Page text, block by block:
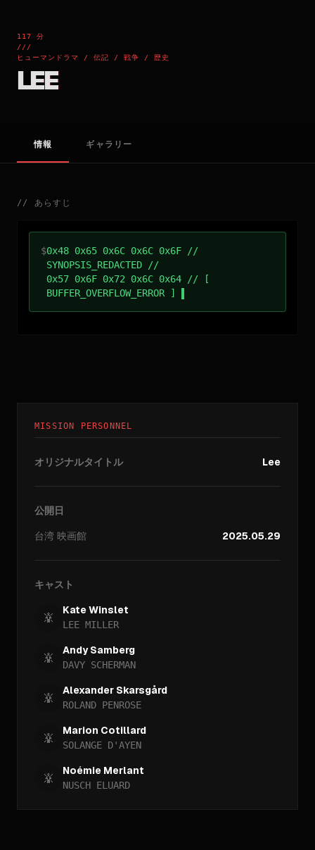
117 分
///
ヒューマンドラマ / 伝記 / 戦争 / 歴史
LEE
情報 ギャラリー
// あらすじ
$0x48 0x65 0x6C 0x6C 0x6F //
SYNOPSIS_REDACTED //
0x57 0x6F 0x72 0x6C 0x64 // [
BUFFER_OVERFLOW_ERROR ]
MISSION PERSONNEL
オリジナルタイトル Lee
公開日
台湾 映画館 2025.05.29
キャスト
Kate Winslet
LEE MILLER
Andy Samberg
DAVY SCHERMAN
Alexander Skarsgård
ROLAND PENROSE
Marion Cotillard
SOLANGE D'AYEN
Noémie Merlant
NUSCH ELUARD